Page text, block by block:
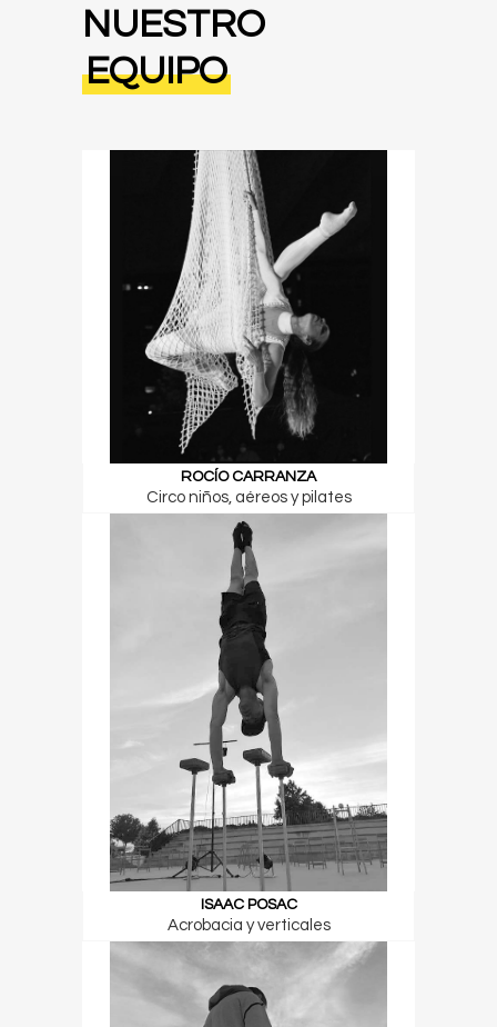
NUESTRO
EQUIPO
ROCÍO CARRANZA
Circo niños, aéreos y pilates
ISAAC POSAC
Acrobacia y verticales